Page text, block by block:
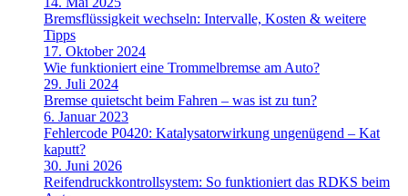
Bremsflüssigkeit wechseln: Intervalle, Kosten & weitere
Tipps
17. Oktober 2024
Wie funktioniert eine Trommelbremse am Auto?
29. Juli 2024
Bremse quietscht beim Fahren – was ist zu tun?
6. Januar 2023
Fehlercode P0420: Katalysatorwirkung ungenügend – Kat
kaputt?
30. Juni 2026
Reifendruckkontrollsystem: So funktioniert das RDKS beim